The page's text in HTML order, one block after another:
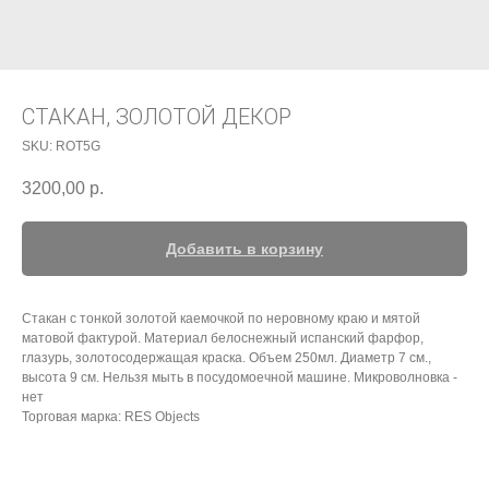
СТАКАН, ЗОЛОТОЙ ДЕКОР
SKU: ROT5G
3200,00 р.
Добавить в корзину
Стакан с тонкой золотой каемочкой по неровному краю и мятой
матовой фактурой. Материал белоснежный испанский фарфор,
глазурь, золотосодержащая краска. Объем 250мл. Диаметр 7 см.,
высота 9 см. Нельзя мыть в посудомоечной машине. Микроволновка -
нет
Торговая марка: RES Objects